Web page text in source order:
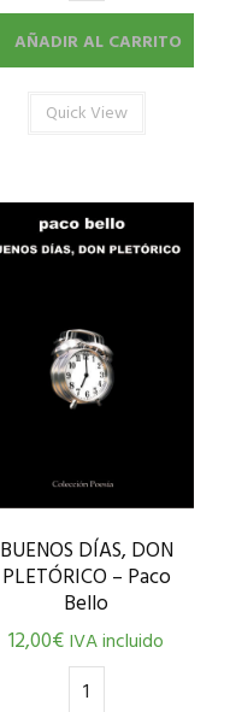
AÑADIR AL CARRITO
Quick View
BUENOS DÍAS, DON
PLETÓRICO – Paco
Bello
12,00€IVA incluido